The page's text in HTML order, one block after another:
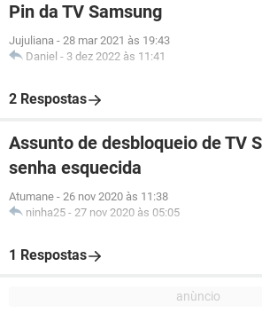
Pin da TV Samsung
Jujuliana - 28 mar 2021 às 19:43
Daniel - 3 dez 2022 às 11:41
2 Respostas
Assunto de desbloqueio de TV
senha esquecida
Atumane - 26 nov 2020 às 11:38
ninha25 - 27 nov 2020 às 05:05
1 Respostas